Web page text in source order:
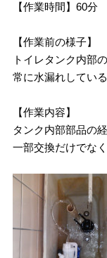
【作業時間】60分
【作業前の様子】
トイレタンク内部
常に水漏れしてい
【作業内容】
タンク内部部品の
一部交換だけでな